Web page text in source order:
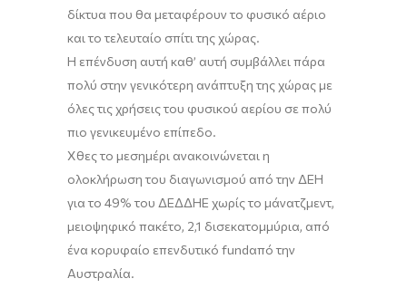
δίκτυα που θα μεταφέρουν το φυσικό αέριο
και το τελευταίο σπίτι της χώρας.
Η επένδυση αυτή καθ’ αυτή συμβάλλει πάρα
πολύ στην γενικότερη ανάπτυξη της χώρας με
όλες τις χρήσεις του φυσικού αερίου σε πολύ
πιο γενικευμένο επίπεδο.
Χθες το μεσημέρι ανακοινώνεται η
ολοκλήρωση του διαγωνισμού από την ΔΕΗ
για το 49% του ΔΕΔΔΗΕ χωρίς το μάνατζμεντ,
μειοψηφικό πακέτο, 2,1 δισεκατομμύρια, από
ένα κορυφαίο επενδυτικό fundαπό την
Αυστραλία.